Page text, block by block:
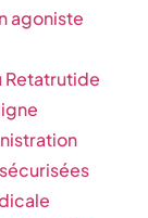
agoniste
Retatrutide